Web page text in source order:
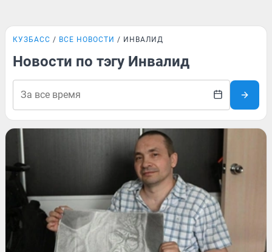
КУЗБАСС ВСЕ НОВОСТИ ИНВАЛИД
Новости по тэгу Инвалид